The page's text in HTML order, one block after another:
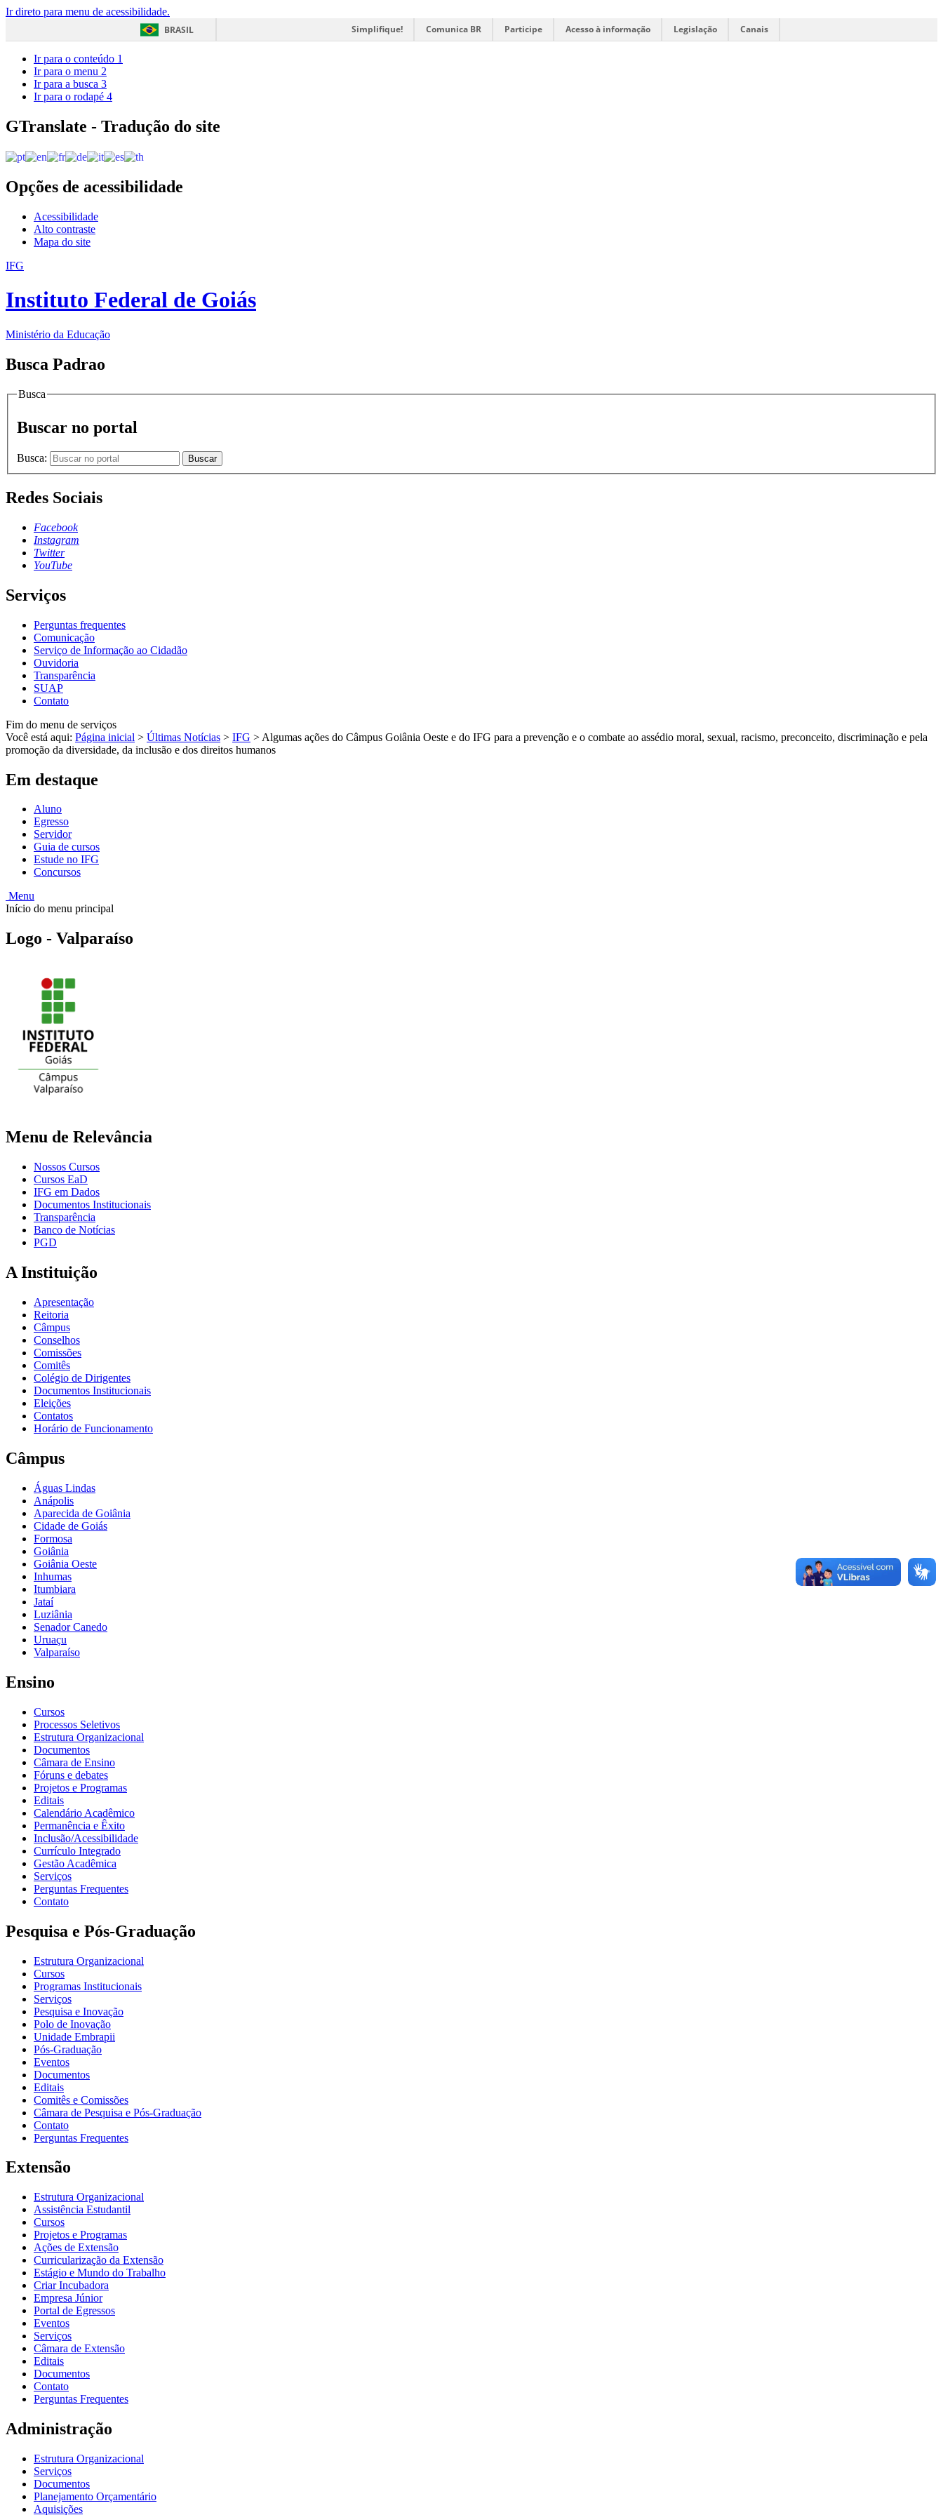
Ir direto para menu de acessibilidade.
BRASIL
Simplifique! Comunica BR Participe Acesso à informação Legislação Canais
Ir para o conteúdo 1
Ir para o menu 2
Ir para a busca 3
Ir para o rodapé 4
GTranslate - Tradução do site
Opções de acessibilidade
Acessibilidade
Alto contraste
Mapa do site
IFG
Instituto Federal de Goiás
Ministério da Educação
Busca Padrao
Busca
Buscar no portal
Busca: Buscar
Redes Sociais
Facebook
Instagram
Twitter
YouTube
Serviços
Perguntas frequentes
Comunicação
Serviço de Informação ao Cidadão
Ouvidoria
Transparência
SUAP
Contato
Fim do menu de serviços
Você está aqui: Página inicial > Últimas Notícias > IFG > Algumas ações do Câmpus Goiânia Oeste e do IFG para a prevenção e o combate ao assédio moral, sexual, racismo, preconceito, discriminação e pela
promoção da diversidade, da inclusão e dos direitos humanos
Em destaque
Aluno
Egresso
Servidor
Guia de cursos
Estude no IFG
Concursos
Menu
Início do menu principal
Logo - Valparaíso
Menu de Relevância
Nossos Cursos
Cursos EaD
IFG em Dados
Documentos Institucionais
Transparência
Banco de Notícias
PGD
A Instituição
Apresentação
Reitoria
Câmpus
Conselhos
Comissões
Comitês
Colégio de Dirigentes
Documentos Institucionais
Eleições
Contatos
Horário de Funcionamento
Câmpus
Águas Lindas
Anápolis
Aparecida de Goiânia
Cidade de Goiás
Formosa
Goiânia
Goiânia Oeste
Inhumas
Itumbiara
Jataí
Luziânia
Senador Canedo
Uruaçu
Valparaíso
Ensino
Cursos
Processos Seletivos
Estrutura Organizacional
Documentos
Câmara de Ensino
Fóruns e debates
Projetos e Programas
Editais
Calendário Acadêmico
Permanência e Êxito
Inclusão/Acessibilidade
Currículo Integrado
Gestão Acadêmica
Serviços
Perguntas Frequentes
Contato
Pesquisa e Pós-Graduação
Estrutura Organizacional
Cursos
Programas Institucionais
Serviços
Pesquisa e Inovação
Polo de Inovação
Unidade Embrapii
Pós-Graduação
Eventos
Documentos
Editais
Comitês e Comissões
Câmara de Pesquisa e Pós-Graduação
Contato
Perguntas Frequentes
Extensão
Estrutura Organizacional
Assistência Estudantil
Cursos
Projetos e Programas
Ações de Extensão
Curricularização da Extensão
Estágio e Mundo do Trabalho
Criar Incubadora
Empresa Júnior
Portal de Egressos
Eventos
Serviços
Câmara de Extensão
Editais
Documentos
Contato
Perguntas Frequentes
Administração
Estrutura Organizacional
Serviços
Documentos
Planejamento Orçamentário
Aquisições